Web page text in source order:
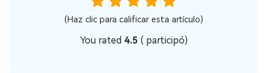
(Haz clic para calificar esta artículo)
You rated 4.5 (participó)